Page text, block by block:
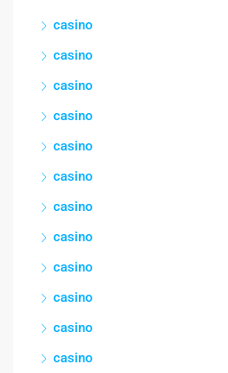
casino
casino
casino
casino
casino
casino
casino
casino
casino
casino
casino
casino